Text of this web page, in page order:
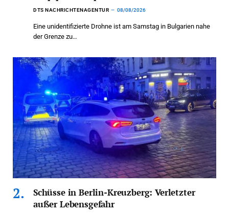
DTS NACHRICHTENAGENTUR 08/08/2026
Eine unidentifizierte Drohne ist am Samstag in Bulgarien nahe
der Grenze zu…
Schüsse in Berlin-Kreuzberg: Verletzter
außer Lebensgefahr